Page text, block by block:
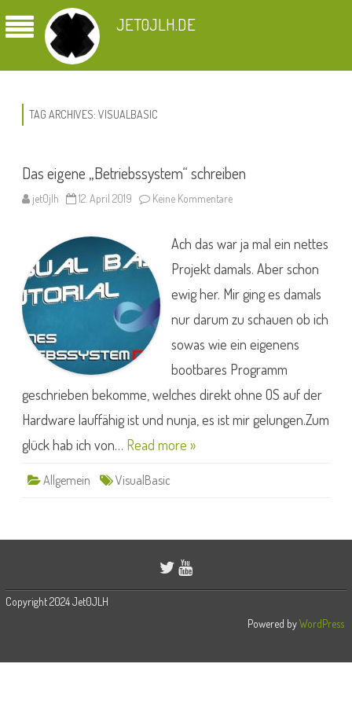
JET0JLH.DE
TAG ARCHIVES: VISUALBASIC
Das eigene „Betriebssystem“ schreiben
jet0jlh 12. April 2019 Keine Kommentarezu
schreiben
Ach das war ja mal ein nettes
Projekt damals. Aber schon
ewig her. Mir ging es damals
nur darum zu schauen ob ich
sowas wie ein eigenens
bootbares Programm
geschrieben bekomme, welches direkt ohne OS auf der
Hardware lauffähig ist und nunja, es ist mir gelungen.Zum
glück hab ich von… Read more »
Allgemein VisualBasic
Copyright 2024 Jet0JLH
Powered byWordPress